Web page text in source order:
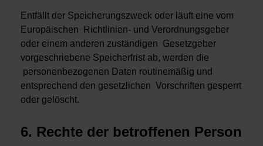
Entfällt der Speicherungszweck oder läuft eine vom
Europäischen Richtlinien- und Verordnungsgeber
oder einem anderen zuständigen Gesetzgeber
vorgeschriebene Speicherfrist ab, werden die
personenbezogenen Daten routinemäßig und
entsprechend den gesetzlichen Vorschriften gesperrt
oder gelöscht.
6. Rechte der betroffenen Person